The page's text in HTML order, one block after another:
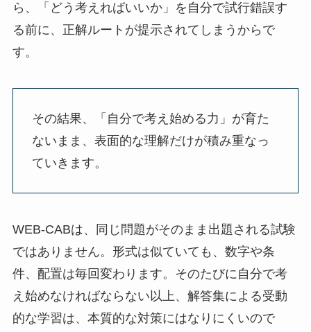
ら、「どう考えればいいか」を自分で試行錯誤す
る前に、正解ルートが提示されてしまうからで
す。
その結果、「自分で考え始める力」が育た
ないまま、表面的な理解だけが積み重なっ
ていきます。
WEB-CABは、同じ問題がそのまま出題される試験
ではありません。形式は似ていても、数字や条
件、配置は毎回変わります。そのたびに自分で考
え始めなければならない以上、解答集による受動
的な学習は、本質的な対策にはなりにくいので